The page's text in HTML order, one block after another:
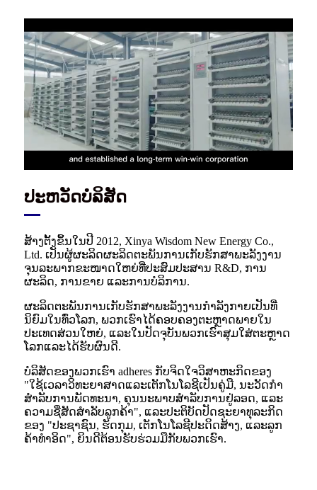
ປະ​ຫວັດ​ບໍ​ລິ​ສັດ
ສ້າງຕັ້ງຂຶ້ນໃນປີ 2012, Xinya Wisdom New Energy Co.,
Ltd. ເປັນຜູ້ຜະລິດຜະລິດຕະພັນການເກັບຮັກສາພະລັງງານ
ຈຸນລະພາກຂະໜາດໃຫຍ່ທີ່ປະສົມປະສານ R&D, ການ
ຜະລິດ, ການຂາຍ ແລະການບໍລິການ.
ຜະລິດຕະພັນການເກັບຮັກສາພະລັງງານກໍາລັງກາຍເປັນທີ່
ນິຍົມໃນທົ່ວໂລກ, ພວກເຮົາໄດ້ຄອບຄອງຕະຫຼາດພາຍໃນ
ປະເທດສ່ວນໃຫຍ່, ແລະໃນປັດຈຸບັນພວກເຮົາສຸມໃສ່ຕະຫຼາດ
ໂລກແລະໄດ້ຮັບຜົນດີ.
ບໍລິສັດຂອງພວກເຮົາ adheres ກັບຈິດໃຈວິສາຫະກິດຂອງ
"ໃຊ້ເວລາວິທະຍາສາດແລະເຕັກໂນໂລຊີເປັນຄູ່ມື, ນະວັດກໍາ
ສໍາລັບການພັດທະນາ, ຄຸນນະພາບສໍາລັບການຢູ່ລອດ, ແລະ
ຄວາມຊື່ສັດສໍາລັບລູກຄ້າ", ແລະປະຕິບັດປັດຊະຍາທຸລະກິດ
ຂອງ "ປະຊາຊົນ, ຮັດກຸມ, ເຕັກໂນໂລຊີປະດິດສ້າງ, ແລະລູກ
ຄ້າທໍາອິດ", ຍິນດີຕ້ອນຮັບຮ່ວມມືກັບພວກເຮົາ.